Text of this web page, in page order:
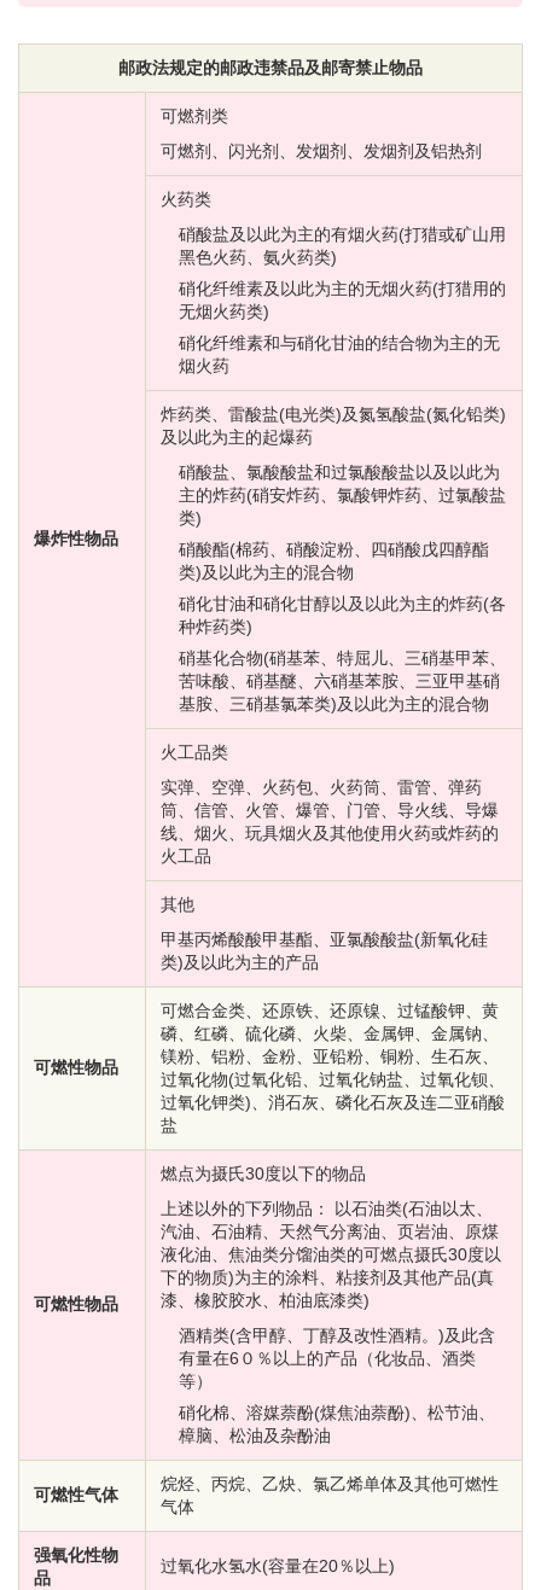
邮政法规定的邮政违禁品及邮寄禁止物品
爆炸性物品
可燃剂类
可燃剂、闪光剂、发烟剂、发烟剂及铝热剂
火药类
硝酸盐及以此为主的有烟火药(打猎或矿山用
黑色火药、氨火药类)
硝化纤维素及以此为主的无烟火药(打猎用的
无烟火药类)
硝化纤维素和与硝化甘油的结合物为主的无
烟火药
炸药类、雷酸盐(电光类)及氮氢酸盐(氮化铅类)
及以此为主的起爆药
硝酸盐、氯酸酸盐和过氯酸酸盐以及以此为
主的炸药(硝安炸药、氯酸钾炸药、过氯酸盐
类)
硝酸酯(棉药、硝酸淀粉、四硝酸戊四醇酯
类)及以此为主的混合物
硝化甘油和硝化甘醇以及以此为主的炸药(各
种炸药类)
硝基化合物(硝基苯、特屈儿、三硝基甲苯、
苦味酸、硝基醚、六硝基苯胺、三亚甲基硝
基胺、三硝基氯苯类)及以此为主的混合物
火工品类
实弹、空弹、火药包、火药筒、雷管、弹药
筒、信管、火管、爆管、门管、导火线、导爆
线、烟火、玩具烟火及其他使用火药或炸药的
火工品
其他
甲基丙烯酸酸甲基酯、亚氯酸酸盐(新氧化硅
类)及以此为主的产品
可燃性物品
可燃合金类、还原铁、还原镍、过锰酸钾、黄
磷、红磷、硫化磷、火柴、金属钾、金属钠、
镁粉、铝粉、金粉、亚铅粉、铜粉、生石灰、
过氧化物(过氧化铅、过氧化钠盐、过氧化钡、
过氧化钾类)、消石灰、磷化石灰及连二亚硝酸
盐
可燃性物品
燃点为摄氏30度以下的物品
上述以外的下列物品： 以石油类(石油以太、
汽油、石油精、天然气分离油、页岩油、原煤
液化油、焦油类分馏油类的可燃点摄氏30度以
下的物质)为主的涂料、粘接剂及其他产品(真
漆、橡胶胶水、柏油底漆类)
酒精类(含甲醇、丁醇及改性酒精。)及此含
有量在6０％以上的产品（化妆品、酒类
等）
硝化棉、溶媒萘酚(煤焦油萘酚)、松节油、
樟脑、松油及杂酚油
可燃性气体
烷烃、丙烷、乙炔、氯乙烯单体及其他可燃性
气体
强氧化性物
品
过氧化水氢水(容量在20％以上)